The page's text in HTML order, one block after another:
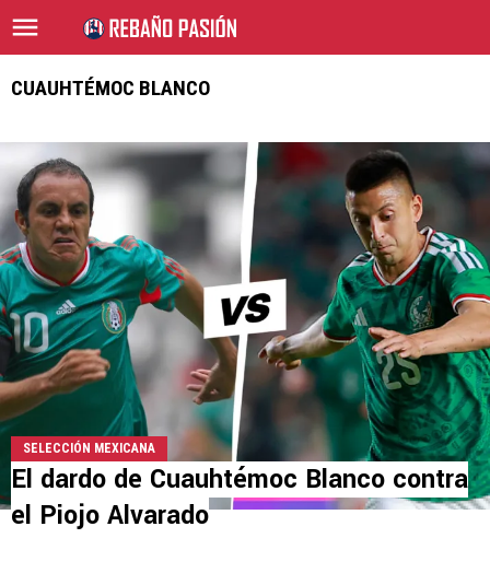
CUAUHTÉMOC BLANCO
SELECCIÓN MEXICANA
El dardo de Cuauhtémoc Blanco contra
el Piojo Alvarado